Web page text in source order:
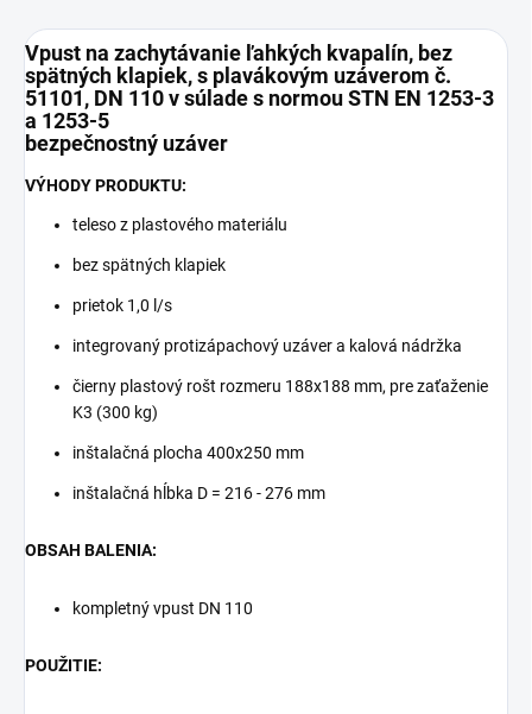
Vpust na zachytávanie ľahkých kvapalín, bez
spätných klapiek, s plavákovým uzáverom č.
51101, DN 110 v súlade s normou STN EN 1253-3
a 1253-5
bezpečnostný uzáver
VÝHODY PRODUKTU:
teleso z plastového materiálu
bez spätných klapiek
prietok 1,0 l/s
integrovaný protizápachový uzáver a kalová nádržka
čierny plastový rošt rozmeru 188x188 mm, pre zaťaženie
K3 (300 kg)
inštalačná plocha 400x250 mm
inštalačná hĺbka D = 216 - 276 mm
OBSAH BALENIA:
kompletný vpust DN 110
POUŽITIE: